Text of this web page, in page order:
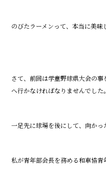
o
k
のびたラーメンって、本当に美
さて、前回は学童野球県大会の
へ行かなければなりませんでした。
一足先に球場を後にして、向か
私が青年部会長を務める和車協青